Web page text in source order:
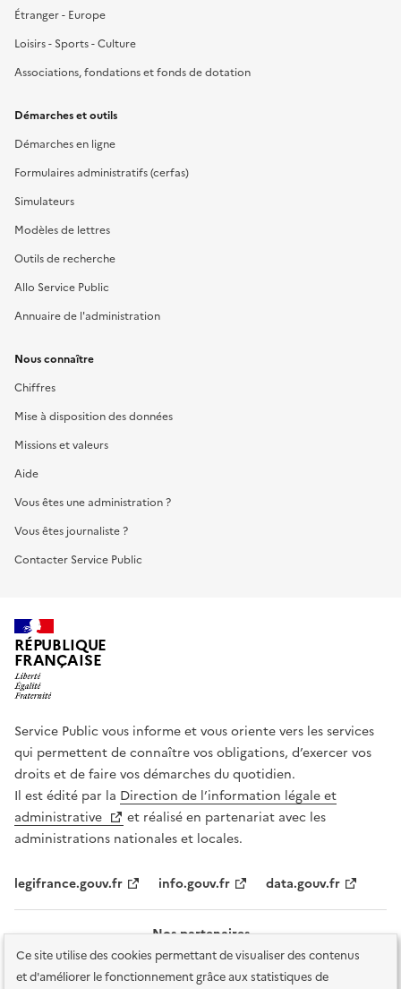
Ce site utilise des cookies permettant de visualiser des contenus
et d'améliorer le fonctionnement grâce aux statistiques de
Étranger - Europe
Loisirs - Sports - Culture
Associations, fondations et fonds de dotation
Démarches et outils
Démarches en ligne
Formulaires administratifs (cerfas)
Simulateurs
Modèles de lettres
Outils de recherche
Allo Service Public
Annuaire de l'administration
Nous connaître
Chiffres
Mise à disposition des données
Missions et valeurs
Aide
Vous êtes une administration ?
Vous êtes journaliste ?
Contacter Service Public
RÉPUBLIQUE
FRANÇAISE
Service Public vous informe et vous oriente vers les services
qui permettent de connaître vos obligations, d’exercer vos
droits et de faire vos démarches du quotidien.
Il est édité par la Direction de l’information légale et
administrative
et réalisé en partenariat avec les
administrations nationales et locales.
legifrance.gouv.fr info.gouv.fr data.gouv.fr
Nos partenaires